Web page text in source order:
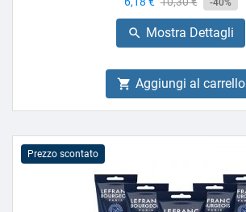
base
-40%
 Mostra Dettagli
 Aggiungi al carrello
Prezzo scontato